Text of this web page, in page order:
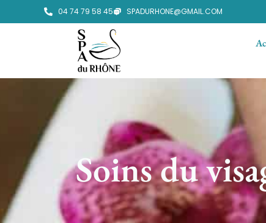
04 74 79 58 45 SPADURHONE@GMAIL.COM
Soins du